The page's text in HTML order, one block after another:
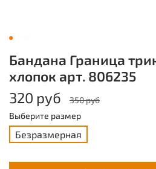
Бандана Граница
хлопок арт. 806235
320 руб
350 руб
Выберите размер
Безразмерная